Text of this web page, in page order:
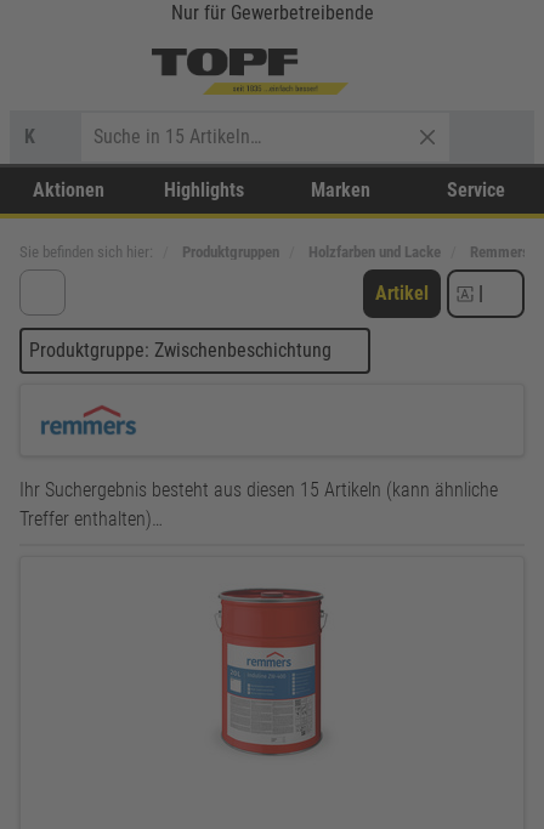
Nur für Gewerbetreibende
K
Aktionen Highlights Marken Service
Sie befinden sich hier: Produktgruppen Holzfarben und Lacke Remmers
Artikel |
Produktgruppe: Zwischenbeschichtung
Ihr Suchergebnis besteht aus diesen 15 Artikeln (kann ähnliche
Treffer enthalten)…